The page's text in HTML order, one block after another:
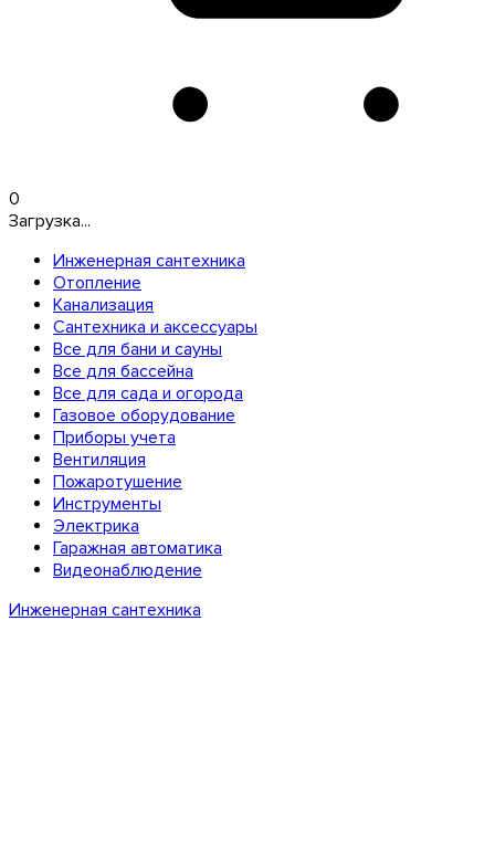
0
Загрузка...
Инженерная сантехника
Отопление
Канализация
Сантехника и аксессуары
Все для бани и сауны
Все для бассейна
Все для сада и огорода
Газовое оборудование
Приборы учета
Вентиляция
Пожаротушение
Инструменты
Электрика
Гаражная автоматика
Видеонаблюдение
Инженерная сантехника